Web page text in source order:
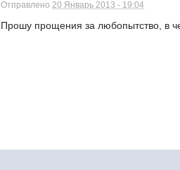
Отправлено20 Январь 2013 - 19:04
Прошу прощения за любопытство, в